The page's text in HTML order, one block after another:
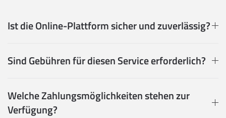
Ist die Online-Plattform sicher und zuverlässig?
Sind Gebühren für diesen Service erforderlich?
Welche Zahlungsmöglichkeiten stehen zur
Verfügung?